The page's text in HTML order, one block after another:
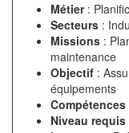
Métier:
Secteurs :
Missions :
maintenance
Objectif :
équipements
Compétences
Niveau requis